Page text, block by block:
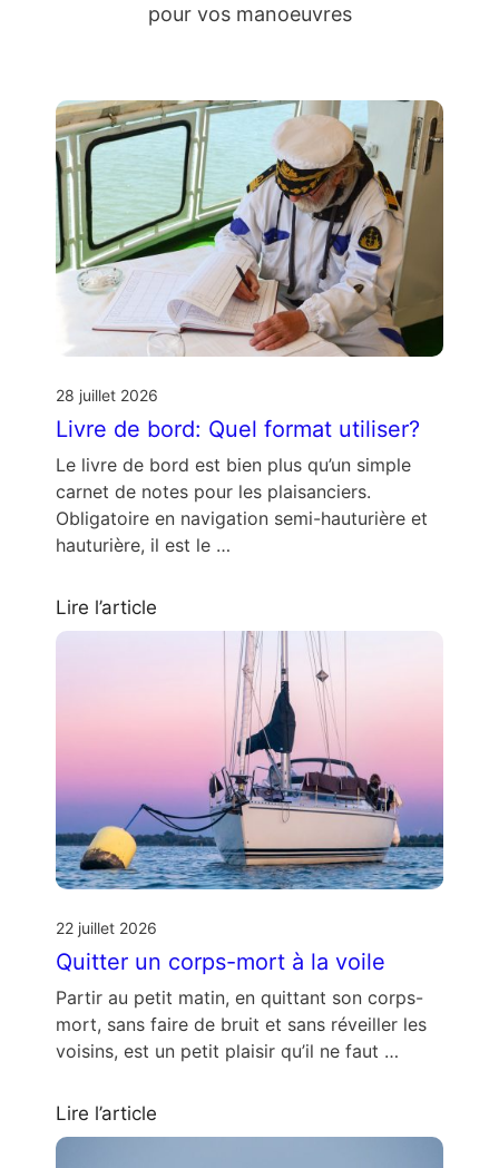
pour vos manoeuvres
28 juillet 2026
Livre de bord: Quel format utiliser?
Le livre de bord est bien plus qu’un simple
carnet de notes pour les plaisanciers.
Obligatoire en navigation semi-hauturière et
hauturière, il est le …
Lire l’article
22 juillet 2026
Quitter un corps-mort à la voile
Partir au petit matin, en quittant son corps-
mort, sans faire de bruit et sans réveiller les
voisins, est un petit plaisir qu’il ne faut …
Lire l’article